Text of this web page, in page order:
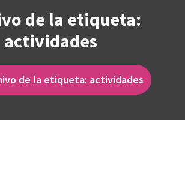
de la etiqueta:
actividades
de la etiqueta: actividades